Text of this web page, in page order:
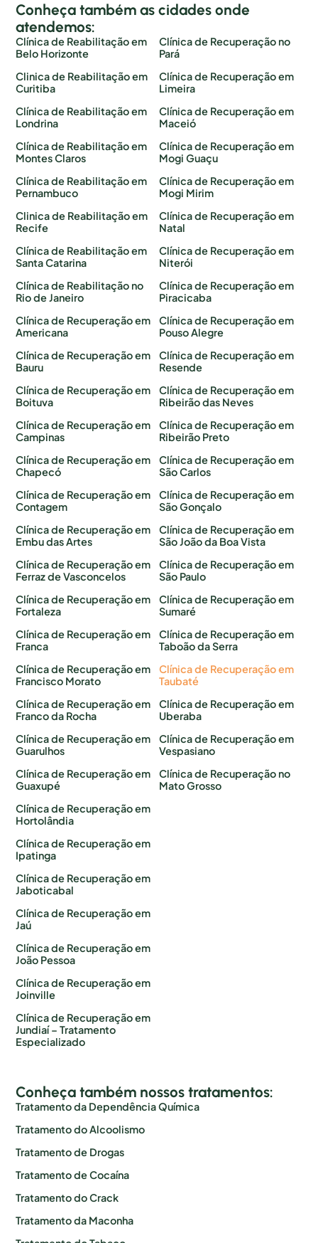
Conheça também as cidades onde
atendemos:
Clínica de Reabilitação em
Belo Horizonte
Clinica de Reabilitação em
Curitiba
Clínica de Reabilitação em
Londrina
Clínica de Reabilitação em
Montes Claros
Clínica de Reabilitação em
Pernambuco
Clinica de Reabilitação em
Recife
Clínica de Reabilitação em
Santa Catarina
Clínica de Reabilitação no
Rio de Janeiro
Clínica de Recuperação em
Americana
Clínica de Recuperação em
Bauru
Clínica de Recuperação em
Boituva
Clínica de Recuperação em
Campinas
Clínica de Recuperação em
Chapecó
Clínica de Recuperação em
Contagem
Clínica de Recuperação em
Embu das Artes
Clínica de Recuperação em
Ferraz de Vasconcelos
Clínica de Recuperação em
Fortaleza
Clínica de Recuperação em
Franca
Clínica de Recuperação em
Francisco Morato
Clínica de Recuperação em
Franco da Rocha
Clínica de Recuperação em
Guarulhos
Clínica de Recuperação em
Guaxupé
Clínica de Recuperação em
Hortolândia
Clínica de Recuperação em
Ipatinga
Clínica de Recuperação em
Jaboticabal
Clínica de Recuperação em
Jaú
Clínica de Recuperação em
João Pessoa
Clínica de Recuperação em
Joinville
Clínica de Recuperação em
Jundiaí – Tratamento
Especializado
Clínica de Recuperação no
Pará
Clínica de Recuperação em
Limeira
Clínica de Recuperação em
Maceió
Clínica de Recuperação em
Mogi Guaçu
Clínica de Recuperação em
Mogi Mirim
Clínica de Recuperação em
Natal
Clínica de Recuperação em
Niterói
Clínica de Recuperação em
Piracicaba
Clínica de Recuperação em
Pouso Alegre
Clínica de Recuperação em
Resende
Clínica de Recuperação em
Ribeirão das Neves
Clínica de Recuperação em
Ribeirão Preto
Clínica de Recuperação em
São Carlos
Clínica de Recuperação em
São Gonçalo
Clínica de Recuperação em
São João da Boa Vista
Clínica de Recuperação em
São Paulo
Clínica de Recuperação em
Sumaré
Clínica de Recuperação em
Taboão da Serra
Clínica de Recuperação em
Taubaté
Clínica de Recuperação em
Uberaba
Clínica de Recuperação em
Vespasiano
Clínica de Recuperação no
Mato Grosso
Conheça também nossos tratamentos:
Tratamento da Dependência Química
Tratamento do Alcoolismo
Tratamento de Drogas
Tratamento de Cocaína
Tratamento do Crack
Tratamento da Maconha